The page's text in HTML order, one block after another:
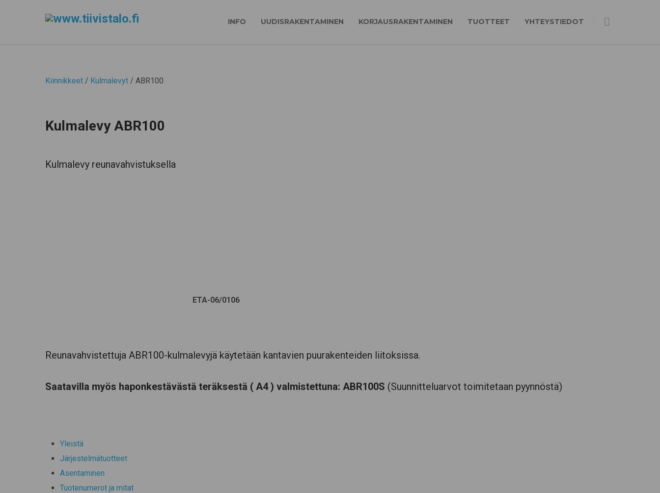
INFO UUDISRAKENTAMINEN KORJAUSRAKENTAMINEN TUOTTEET YHTEYSTIEDOT
Kiinnikkeet / Kulmalevyt / ABR100
Kulmalevy ABR100
Kulmalevy reunavahvistuksella
ETA-06/0106
Reunavahvistettuja ABR100-kulmalevyjä käytetään kantavien puurakenteiden liitoksissa.
Saatavilla myös haponkestävästä teräksestä ( A4 ) valmistettuna: ABR100S (Suunnitteluarvot toimitetaan pyynnöstä)
Yleistä
Järjestelmätuotteet
Asentaminen
Tuotenumerot ja mitat